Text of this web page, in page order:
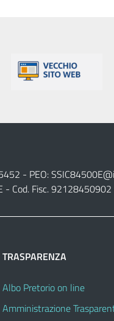
- PEO:
Cod. Fisc. 92128450902
TRASPARENZA
Albo Pretorio on line
Amministrazione